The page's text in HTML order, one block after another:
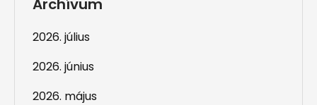
Archívum
2026. július
2026. június
2026. május